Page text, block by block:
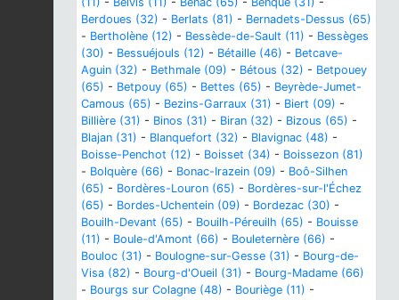
Berdoues (32) - Berlats (81) - Bernadets-Dessus (65)
- Bertholène (12) - Bessède-de-Sault (11) - Bessèges
(30) - Bessuéjouls (12) - Bétaille (46) - Betcave-
Aguin (32) - Bethmale (09) - Bétous (32) - Betpouey
(65) - Betpouy (65) - Bettes (65) - Beyrède-Jumet-
Camous (65) - Bezins-Garraux (31) - Biert (09) -
Billière (31) - Binos (31) - Biran (32) - Bizous (65) -
Blajan (31) - Blanquefort (32) - Blavignac (48) -
Boisse-Penchot (12) - Boisset (34) - Boissezon (81)
- Bolquère (66) - Bonac-Irazein (09) - Boô-Silhen
(65) - Bordères-Louron (65) - Bordères-sur-l'Échez
(65) - Bordes-Uchentein (09) - Bordezac (30) -
Bouilh-Devant (65) - Bouilh-Péreuilh (65) - Bouisse
(11) - Boule-d'Amont (66) - Bouleternère (66) -
Bouloc (31) - Boulogne-sur-Gesse (31) - Bourg-de-
Visa (82) - Bourg-d'Oueil (31) - Bourg-Madame (66)
- Bourgs sur Colagne (48) - Bouriège (11) -